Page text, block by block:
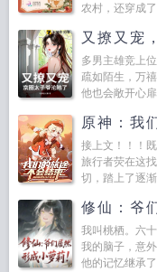
农村，还穿成
又撩又宠
多男主雄竞上
疏如陌生，万
他也会敞开心
原神：我
接上文！！！
旅行者荧在这
切，踏上了逐
修仙：爷
我叫桃栖。六
我的脑子，意
他的记忆继承